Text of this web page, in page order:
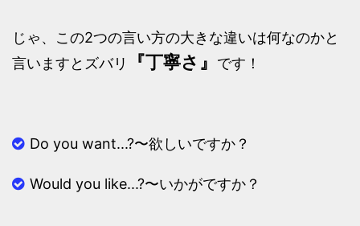
じゃ、この2つの言い方の大きな違いは何なのかと
言いますとズバリ
『丁寧さ』 です！
Do you want...?〜欲しいですか？
Would you like...?〜いかがですか？